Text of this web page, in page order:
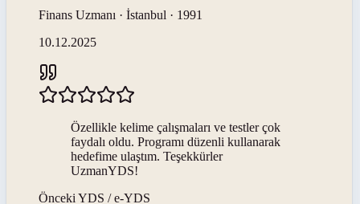
Finans Uzmanı · İstanbul · 1991
10.12.2025
Özellikle kelime çalışmaları ve testler çok
faydalı oldu. Programı düzenli kullanarak
hedefime ulaştım. Teşekkürler
UzmanYDS!
Önceki YDS / e-YDS